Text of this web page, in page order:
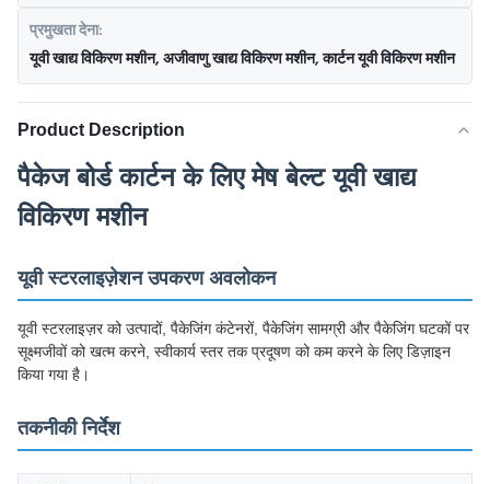
प्रमुखता देना:
यूवी खाद्य विकिरण मशीन,अजीवाणु खाद्य विकिरण मशीन,कार्टन यूवी विकिरण मशीन
Product Description
पैकेज बोर्ड कार्टन के लिए मेष बेल्ट यूवी खाद्य
विकिरण मशीन
यूवी स्टरलाइज़ेशन उपकरण अवलोकन
यूवी स्टरलाइज़र को उत्पादों, पैकेजिंग कंटेनरों, पैकेजिंग सामग्री और पैकेजिंग घटकों पर
सूक्ष्मजीवों को खत्म करने, स्वीकार्य स्तर तक प्रदूषण को कम करने के लिए डिज़ाइन
किया गया है।
तकनीकी निर्देश